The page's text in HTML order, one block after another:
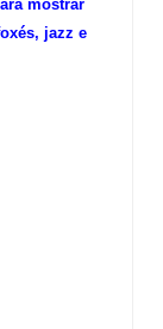
mostrar
jazz e